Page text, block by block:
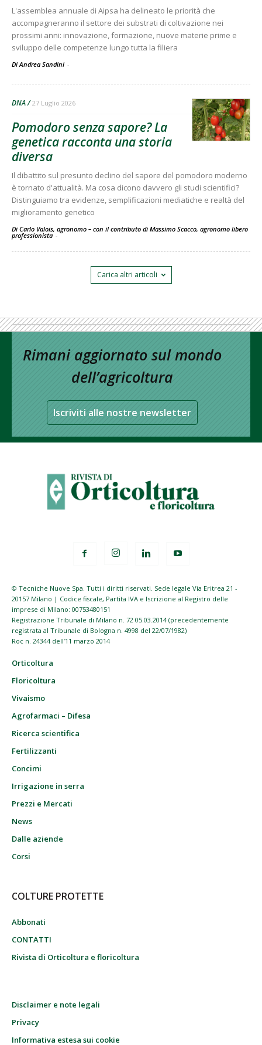
L'assemblea annuale di Aipsa ha delineato le priorità che
accompagneranno il settore dei substrati di coltivazione nei
prossimi anni: innovazione, formazione, nuove materie prime e
sviluppo delle competenze lungo tutta la filiera
Di Andrea Sandini -
DNA 27 Luglio 2026
Pomodoro senza sapore? La
genetica racconta una storia
diversa
Il dibattito sul presunto declino del sapore del pomodoro moderno
è tornato d'attualità. Ma cosa dicono davvero gli studi scientifici?
Distinguiamo tra evidenze, semplificazioni mediatiche e realtà del
miglioramento genetico
Di Carlo Valois, agronomo – con il contributo di Massimo Scacco, agronomo libero
professionista -
Carica altri articoli
Rimani aggiornato sul mondo
dell’agricoltura
Iscriviti alle nostre newsletter
© Tecniche Nuove Spa. Tutti i diritti riservati. Sede legale Via Eritrea 21 -
20157 Milano | Codice fiscale, Partita IVA e Iscrizione al Registro delle
imprese di Milano: 00753480151
Registrazione Tribunale di Milano n. 72 05.03.2014 (precedentemente
registrata al Tribunale di Bologna n. 4998 del 22/07/1982)
Roc n. 24344 dell’11 marzo 2014
Orticoltura
Floricoltura
Vivaismo
Agrofarmaci – Difesa
Ricerca scientifica
Fertilizzanti
Concimi
Irrigazione in serra
Prezzi e Mercati
News
Dalle aziende
Corsi
COLTURE PROTETTE
Abbonati
CONTATTI
Rivista di Orticoltura e floricoltura
Disclaimer e note legali
Privacy
Informativa estesa sui cookie